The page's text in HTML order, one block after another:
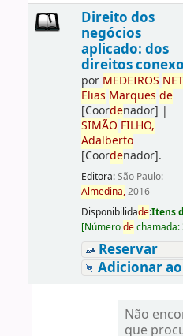
Direito dos
negócios
aplicado: dos
direitos
por MEDEIROS
Elias Marques de
[Coordenador] |
SIMÃO FILHO,
Adalberto
[Coordenador].
Editora:São Paulo:
Almedina,2016
Disponibilidade:Itens
[Númerodechamada:
Reservar
Adicionar
Não
que